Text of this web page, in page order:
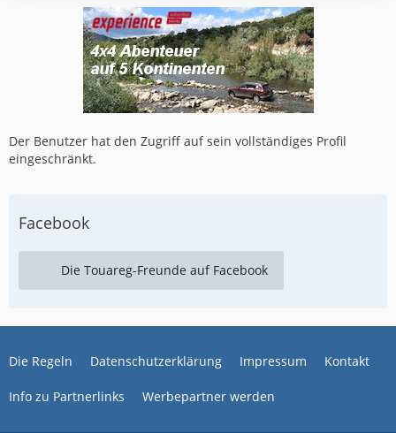
Der Benutzer hat den Zugriff auf sein vollständiges Profil
eingeschränkt.
Facebook
Die Touareg-Freunde auf Facebook
Die Regeln Datenschutzerklärung Impressum Kontakt
Info zu Partnerlinks Werbepartner werden